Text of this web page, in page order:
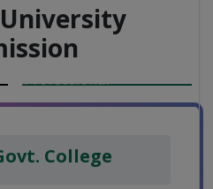
College